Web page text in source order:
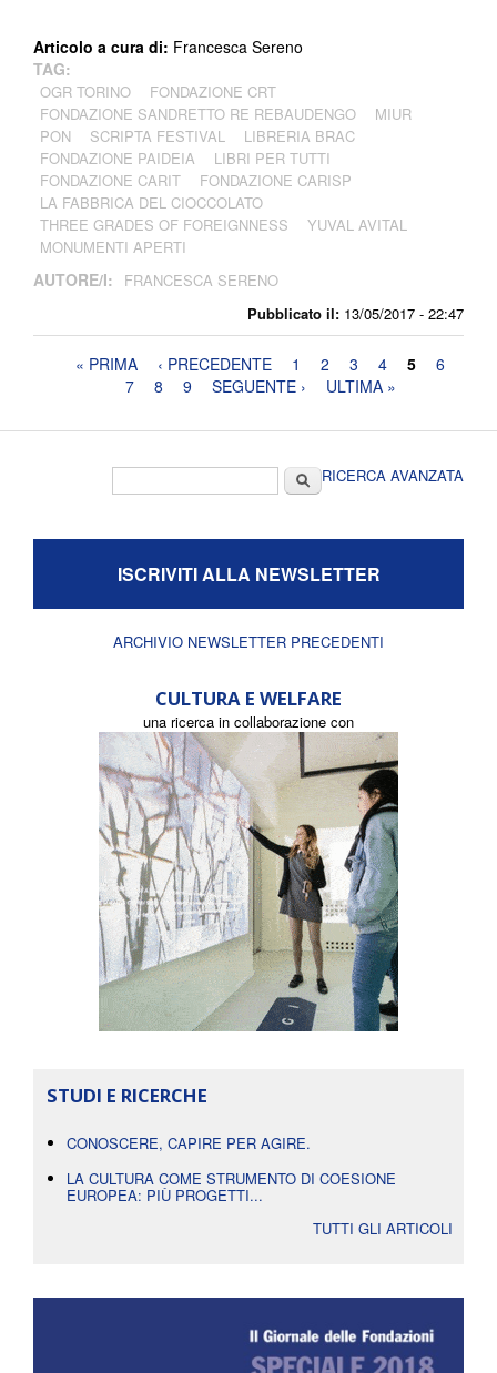
Pubblicato il: 13/05/2017 - 22:47
Articolo a cura di: Francesca Sereno
TAG:
OGR TORINO
FONDAZIONE CRT
FONDAZIONE SANDRETTO RE REBAUDENGO
MIUR
PON
SCRIPTA FESTIVAL
LIBRERIA BRAC
FONDAZIONE PAIDEIA
LIBRI PER TUTTI
FONDAZIONE CARIT
FONDAZIONE CARISP
LA FABBRICA DEL CIOCCOLATO
THREE GRADES OF FOREIGNNESS
YUVAL AVITAL
MONUMENTI APERTI
AUTORE/I: FRANCESCA SERENO
Pagine« PRIMA ‹ PRECEDENTE 1 2 3 4 5
6
7
8 9 SEGUENTE › ULTIMA »
CercaRICERCA AVANZATA
ISCRIVITI ALLA NEWSLETTER
ARCHIVIO NEWSLETTER PRECEDENTI
CULTURA E WELFARE
una ricerca in collaborazione con
STUDI E RICERCHE
CONOSCERE, CAPIRE PER AGIRE.
LA CULTURA COME STRUMENTO DI COESIONE
EUROPEA: PIÙ PROGETTI...
TUTTI GLI ARTICOLI